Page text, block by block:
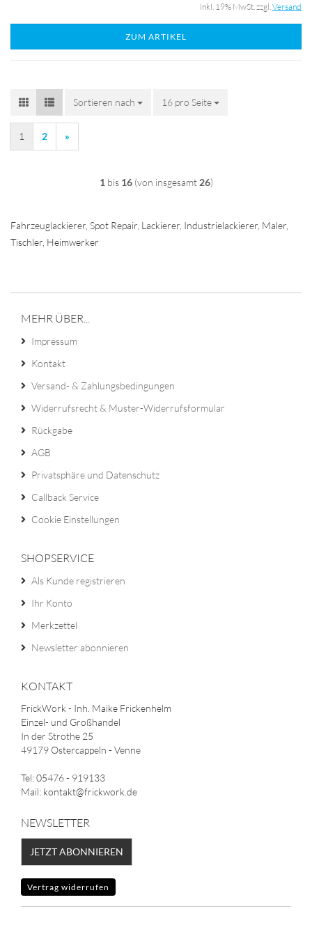
inkl. 19% MwSt. zzgl.Versand
ZUM ARTIKEL
Sortieren nach
Sortieren nach 16 pro Seite
pro Seite
1 2 »
1 bis 16(von insgesamt 26)
Fahrzeuglackierer, Spot Repair, Lackierer, Industrielackierer, Maler,
Tischler, Heimwerker
MEHR ÜBER...
Impressum
Kontakt
Versand- & Zahlungsbedingungen
Widerrufsrecht & Muster-Widerrufsformular
Rückgabe
AGB
Privatsphäre und Datenschutz
Callback Service
Cookie Einstellungen
SHOPSERVICE
Als Kunde registrieren
Ihr Konto
Merkzettel
Newsletter abonnieren
KONTAKT
FrickWork - Inh. Maike Frickenhelm
Einzel- und Großhandel
In der Strothe 25
49179 Ostercappeln - Venne
Tel: 05476 - 919133
Mail: kontakt@frickwork.de
NEWSLETTER
JETZT ABONNIEREN
Vertrag widerrufen